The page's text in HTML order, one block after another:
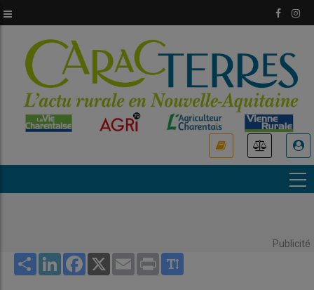
au
principal
Publicité
Share LinkedInFacebook
X Email Print